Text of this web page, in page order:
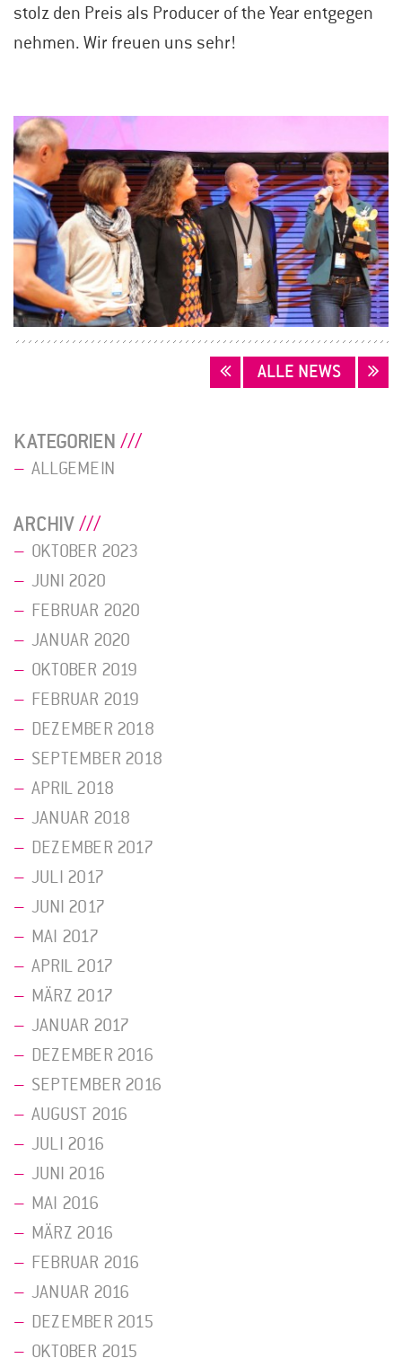
stolz den Preis als Producer of the Year entgegen
nehmen. Wir freuen uns sehr!
ALLE NEWS
KATEGORIEN
ALLGEMEIN
ARCHIV
OKTOBER 2023
JUNI 2020
FEBRUAR 2020
JANUAR 2020
OKTOBER 2019
FEBRUAR 2019
DEZEMBER 2018
SEPTEMBER 2018
APRIL 2018
JANUAR 2018
DEZEMBER 2017
JULI 2017
JUNI 2017
MAI 2017
APRIL 2017
MÄRZ 2017
JANUAR 2017
DEZEMBER 2016
SEPTEMBER 2016
AUGUST 2016
JULI 2016
JUNI 2016
MAI 2016
MÄRZ 2016
FEBRUAR 2016
JANUAR 2016
DEZEMBER 2015
OKTOBER 2015